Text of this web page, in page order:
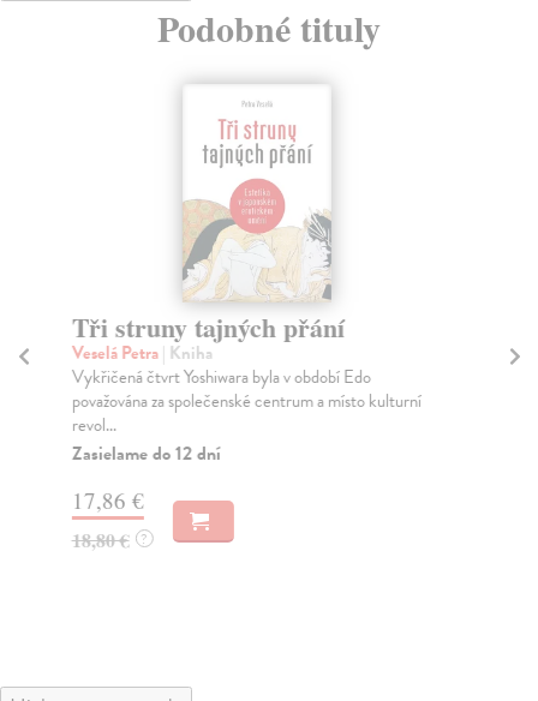
Podobné tituly
Tři struny tajných přání
Veselá Petra| Kniha
Vykřičená čtvrt Yoshiwara byla v období Edo
považována za společenské centrum a místo kulturní
revol...
Zasielame do 12 dní
17,86 €
18,80 € ?